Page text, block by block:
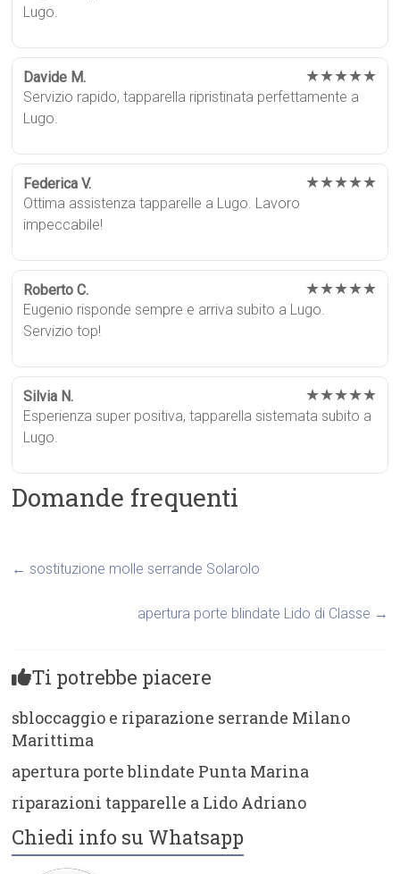
Lugo.
Davide M. ★★★★★
Servizio rapido, tapparella ripristinata perfettamente a
Lugo.
Federica V. ★★★★★
Ottima assistenza tapparelle a Lugo. Lavoro
impeccabile!
Roberto C. ★★★★★
Eugenio risponde sempre e arriva subito a Lugo.
Servizio top!
Silvia N. ★★★★★
Esperienza super positiva, tapparella sistemata subito a
Lugo.
Domande frequenti
← sostituzione molle serrande Solarolo
apertura porte blindate Lido di Classe →
Ti potrebbe piacere
sbloccaggio e riparazione serrande Milano
Marittima
apertura porte blindate Punta Marina
riparazioni tapparelle a Lido Adriano
Chiedi info su Whatsapp